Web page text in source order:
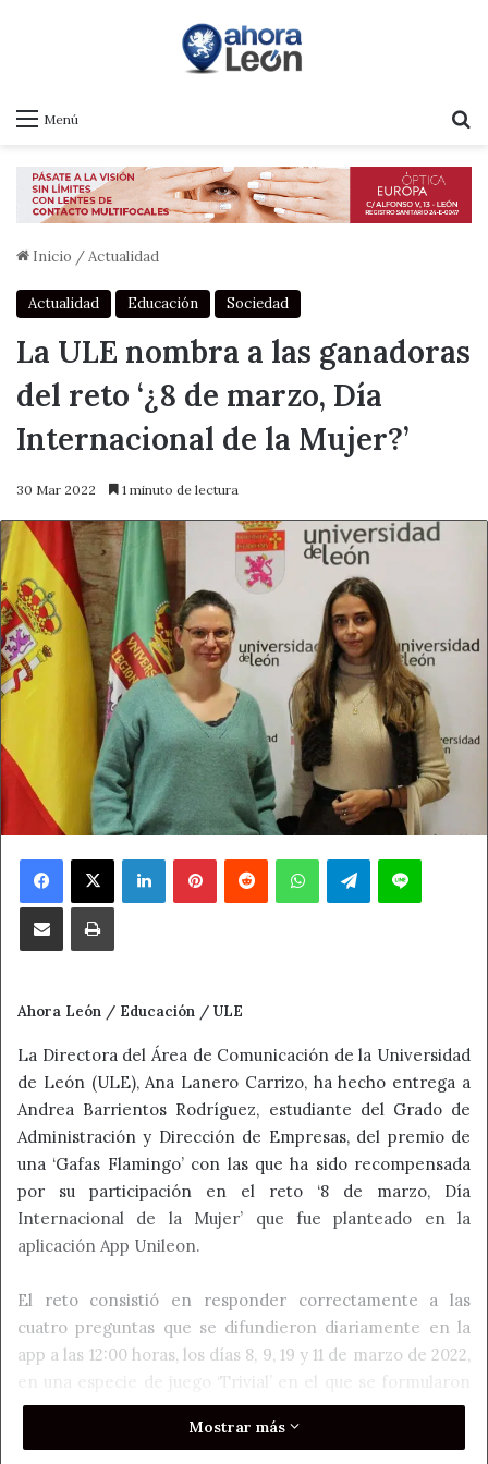
Menú
Inicio /Actualidad
Actualidad Educación Sociedad
La ULE nombra a las ganadoras
del reto ‘¿8 de marzo, Día
Internacional de la Mujer?’
30 Mar 2022 1 minuto de lectura
Facebook
X LinkedInPinterestReddit WhatsAppTelegramLine
Compartir por correo electrónicoImprimir
Ahora León / Educación / ULE
La Directora del Área de Comunicación de la Universidad
de León (ULE), Ana Lanero Carrizo, ha hecho entrega a
Andrea Barrientos Rodríguez, estudiante del Grado de
Administración y Dirección de Empresas, del premio de
una ‘Gafas Flamingo’ con las que ha sido recompensada
por su participación en el reto ‘8 de marzo, Día
Internacional de la Mujer’ que fue planteado en la
aplicación App Unileon.
El reto consistió en responder correctamente a las
cuatro preguntas que se difundieron diariamente en la
app a las 12:00 horas, los días 8, 9, 19 y 11 de marzo de 2022,
en una especie de juego ‘Trivial’ en el que se formularon
las cuestiones que se recogen a continuación, todas ellas
relacionadas con la lucha de la mujer para alcanzar sus
Mostrar más